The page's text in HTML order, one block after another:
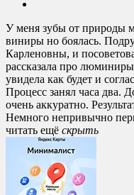
У меня зубы от природы
виниры но боялась.
Карленовны, и
рассказала про
увидела как будет и
Процесс занял часа два.
очень аккуратно.
Немного непривычно
читать ещё cкрыть